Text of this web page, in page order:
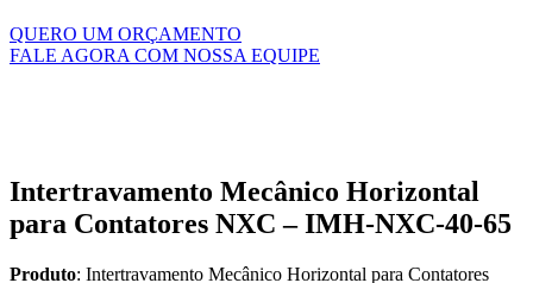
QUERO UM ORÇAMENTO
FALE AGORA COM NOSSA EQUIPE
Intertravamento Mecânico Horizontal
para Contatores NXC – IMH-NXC-40-65
Produto: Intertravamento Mecânico Horizontal para Contatores